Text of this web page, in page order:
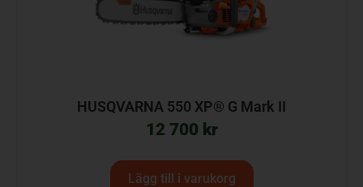
HUSQVARNA 550 XP® G Mark II
12 700 kr
Lägg till i varukorg